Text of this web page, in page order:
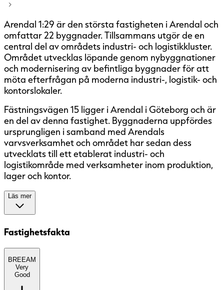
Arendal 1:29 är den största fastigheten i Arendal och
omfattar 22 byggnader. Tillsammans utgör de en
central del av områdets industri- och logistikkluster.
Området utvecklas löpande genom nybyggnationer
och modernisering av befintliga byggnader för att
möta efterfrågan på moderna industri-, logistik- och
kontorslokaler.
Fästningsvägen 15 ligger i Arendal i Göteborg och är
en del av denna fastighet. Byggnaderna uppfördes
ursprungligen i samband med Arendals
varvsverksamhet och området har sedan dess
utvecklats till ett etablerat industri- och
logistikområde med verksamheter inom produktion,
lager och kontor.
Läge och tillgänglighet
Läs mer
Fastighetsfakta
BREEAM
Very
Good